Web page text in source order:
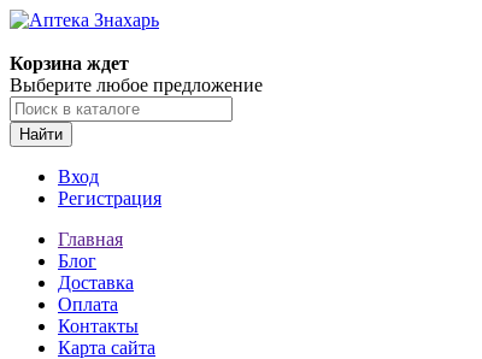
Корзина ждет
Выберите любое предложение
Найти
Вход
Регистрация
Главная
Блог
Доставка
Оплата
Контакты
Карта сайта